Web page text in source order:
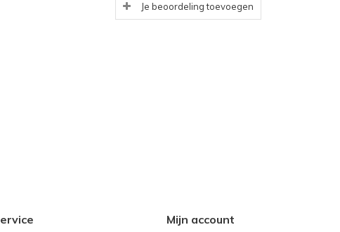
Je beoordeling toevoegen
Mijn account